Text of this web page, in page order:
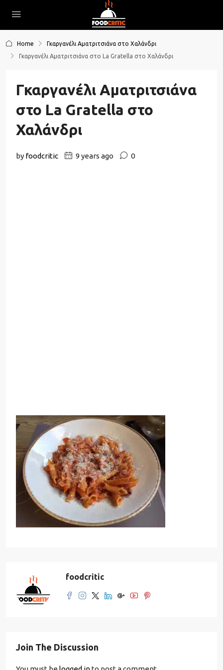
Home
Γκαργανέλι Αματριτσιάνα στο Χαλάνδρι
Γκαργανέλι Αματριτσιάνα στο La Gratella στο Χαλάνδρι
Γκαργανέλι Αματριτσιάνα
στο La Gratella στο
Χαλάνδρι
by foodcritic 9 years ago 0
foodcritic
Join The Discussion